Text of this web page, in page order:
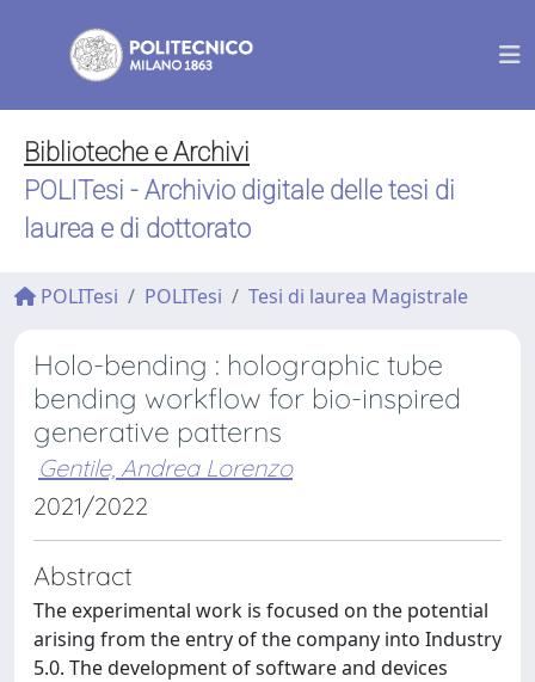
Biblioteche e Archivi
POLITesi - Archivio digitale delle tesi di
laurea e di dottorato
POLITesi POLITesi Tesi di laurea Magistrale
Holo-bending : holographic tube
bending workflow for bio-inspired
generative patterns
Gentile, Andrea Lorenzo
2021/2022
Abstract
The experimental work is focused on the potential
arising from the entry of the company into Industry
5.0. The development of software and devices